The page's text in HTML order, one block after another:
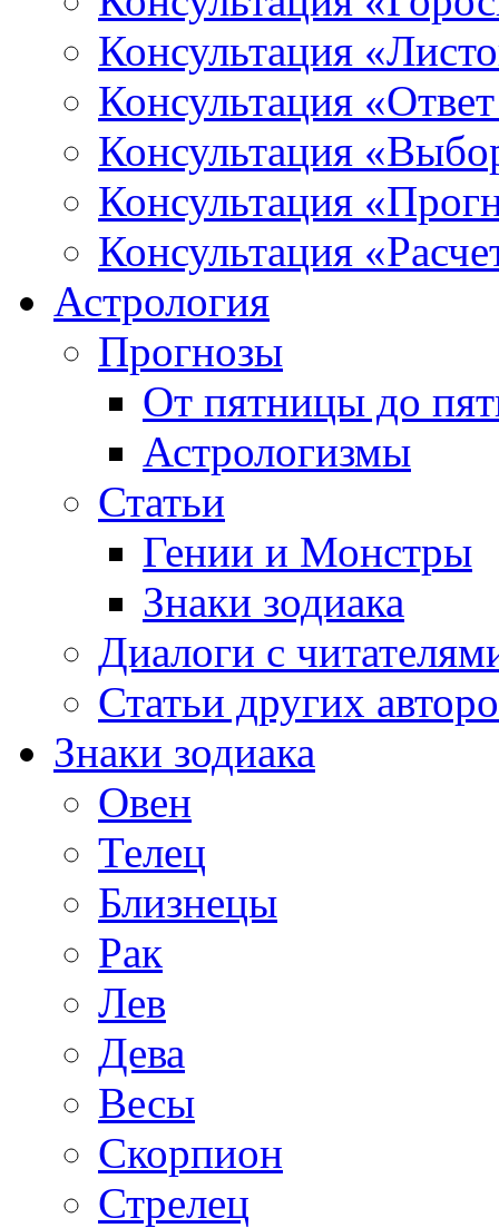
Консультация
Консультация
Консультация
Консультация
Консультация
Астрология
Прогнозы
От пятницы до
Астрологизмы
Статьи
Гении и Монстры
Знаки зодиака
Диалоги с
Статьи других
Знаки зодиака
Овен
Телец
Близнецы
Рак
Лев
Дева
Весы
Скорпион
Стрелец